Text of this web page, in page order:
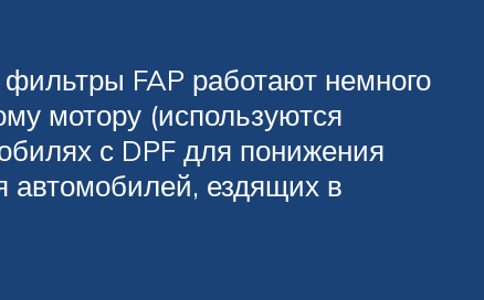
FAP работают немного
мотору (используются
с DPF для понижения
автомобилей, ездящих в